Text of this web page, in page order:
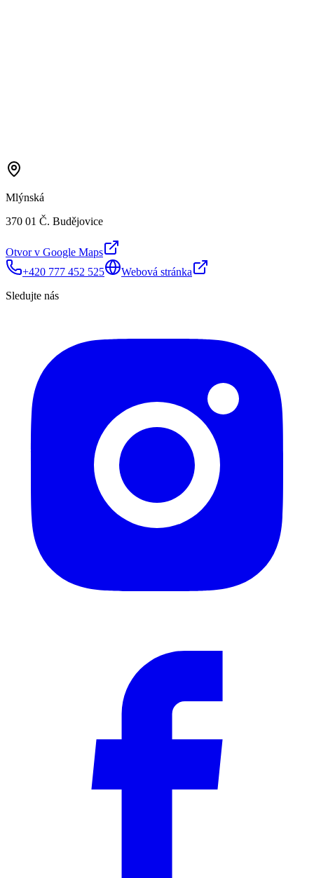
Mlýnská
370 01 Č. Budějovice
Otvor v Google Maps
+420 777 452 525
Webová stránka
Sledujte nás